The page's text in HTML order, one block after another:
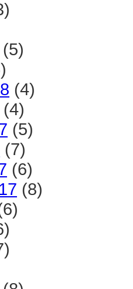
(5)
(4)
(4)
(5)
(7)
(6)
(8)